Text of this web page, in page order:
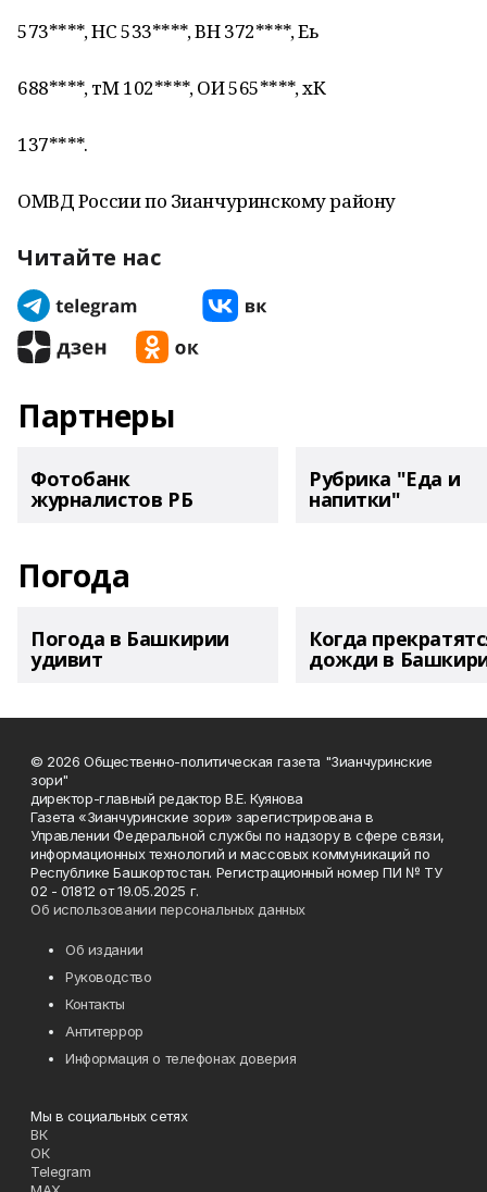
573****, НС 533****, ВН 372****, Еь
688****, тМ 102****, ОИ 565****, хК
137****.
ОМВД России по Зианчуринскому району
Читайте нас
Партнеры
Фотобанк
журналистов РБ
Рубрика "Еда и
напитки"
Погода
Погода в Башкирии
удивит
Когда
дожди в
© 2026 Общественно-политическая газета "Зианчуринские
зори"
директор-главный редактор В.Е. Куянова
Газета «Зианчуринские зори» зарегистрирована в
Управлении Федеральной службы по надзору в сфере связи,
информационных технологий и массовых коммуникаций по
Республике Башкортостан. Регистрационный номер ПИ № ТУ
02 - 01812 от 19.05.2025 г.
Об использовании персональных данных
Об издании
Руководство
Контакты
Антитеррор
Информация о телефонах доверия
Мы в социальных сетях
ВК
ОК
Telegram